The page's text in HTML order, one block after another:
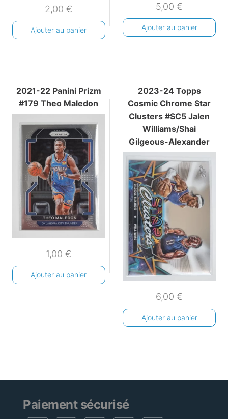
2,00€
Ajouter au panier
5,00€
Ajouter au panier
2021-22 Panini Prizm
#179 Theo Maledon
1,00€
Ajouter au panier
2023-24 Topps
Cosmic Chrome Star
Clusters #SC5 Jalen
Williams/Shai
Gilgeous-Alexander
6,00€
Ajouter au panier
Paiement sécurisé